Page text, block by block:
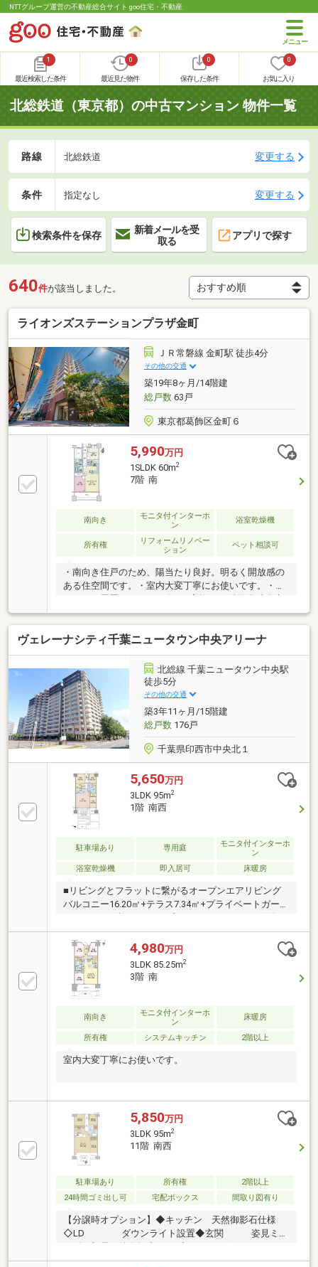
NTTグループ運営の不動産総合サイト goo住宅・不動産
1
最近検索した条件
0
最近見た物件
0
保存した条件
0
お気に入り
北総鉄道（東京都）の中古マンション 物件一覧
路線 北総鉄道 変更する
条件 指定なし 変更する
検索条件を保存
新着メールを受
取る
アプリで探す
640件が該当しました。
ライオンズステーションプラザ金町
ＪＲ常磐線 金町駅 徒歩4分
その他の交通
築19年8ヶ月/14階建
総戸数63戸
東京都葛飾区金町６
5,990万円
1SLDK 60m2
7階 南
南向き
モニタ付インターホ
ン
浴室乾燥機
所有権
リフォームリノベー
ション
ペット相談可
・南向き住戸のため、陽当たり良好。明るく開放感の
ある住空間です。・室内大変丁寧にお使いです。・リ
フォーム履歴あり（2020年3月実施） 洗面化粧台交
換、トイレ交換、全フローリング張替、全クロス貼
替、洗濯機用防水パン交換、ガス給湯器交換、エアコ
ン新規設置（LDK）ほか・アウトフレーム工法採用。
柱の出っ張りが少なく、家具配置がしやすい設計で
す。・ペット飼育可能（飼育細則あり）・安心のTVモ
ニター付オートロック・不在時に便利な宅配ボック
ス・雨の日のお洗濯にも便利な浴室換気乾燥機・遮音
性、安全性、メンテナンス性に配慮した二重床・二重
天井
ヴェレーナシティ千葉ニュータウン中央アリーナ
北総線 千葉ニュータウン中央駅
徒歩5分
その他の交通
築3年11ヶ月/15階建
総戸数176戸
千葉県印西市中央北１
5,650万円
3LDK 95m2
1階 南西
駐車場あり 専用庭
モニタ付インターホ
ン
浴室乾燥機
即入居可 床暖房
■リビングとフラットに繋がるオープンエアリビング
バルコニー16.20㎡+テラス7.34㎡+プライベートガーデ
ン5.49㎡（月額160円）■プライベートパーキング付き
（月額5000円）■LDK約21.9帖 各居室にWIC（3か
所）■キッチン天板 御影石■キッチンカップボード
■LD壁一面エコカラット■LDダウンライト設置■全室フ
ローリングコーティング施工■バルコニーにスロップ
シンク有り■ペット飼育可（飼育細則有り）■北総線・
成田スカイアクセス線「千葉ニュータウン中央」駅
徒歩５分 その他月額 テレビ共視聴利用料528円 イ
ンターネット使用料1122円
4,980万円
3LDK 85.25m2
3階 南
南向き
モニタ付インターホ
ン
床暖房
所有権 システムキッチン 2階以上
室内大変丁寧にお使いです。
5,850万円
3LDK 95m2
11階 南西
駐車場あり 所有権
2階以上
24時間ゴミ出し可
宅配ボックス 間取り図有り
【分譲時オプション】◆キッチン 天然御影石仕様
◇LD ダウンライト設置◆玄関 姿見ミラ
ー《お部屋の特徴》◆オープンエアリビングバルコニ
ー（約10.0帖）◇広々としたLDK（約21.9帖）◆天井